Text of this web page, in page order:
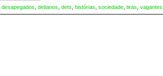
desapegados, detianos, dets, histórias, sociedade, tiras, vagantes